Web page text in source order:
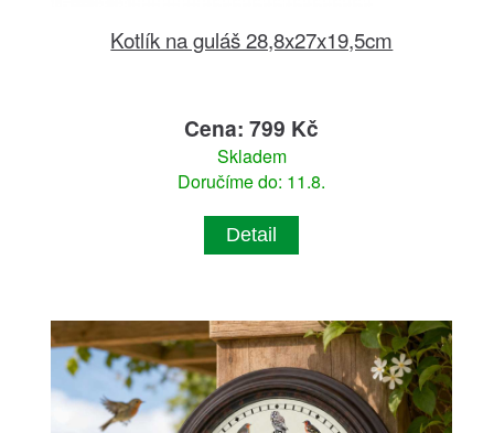
Kotlík na guláš 28,8x27x19,5cm
Cena: 799 Kč
Skladem
Doručíme do: 11.8.
Detail